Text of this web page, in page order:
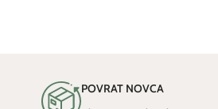
POVRAT NOVCA